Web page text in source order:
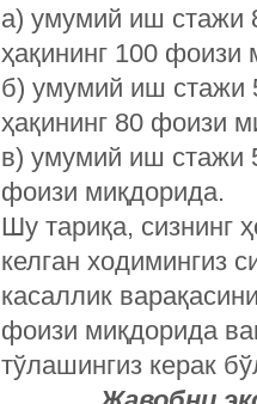
а) умумий иш стажи
ҳақининг 100 фоизи
б) умумий иш стажи
ҳақининг 80 фоизи
в) умумий иш стажи
фоизи миқдорида.
Шу тариқа, сизнинг
келган ходимингиз
касаллик
фоизи миқдорида
тўлашингиз керак